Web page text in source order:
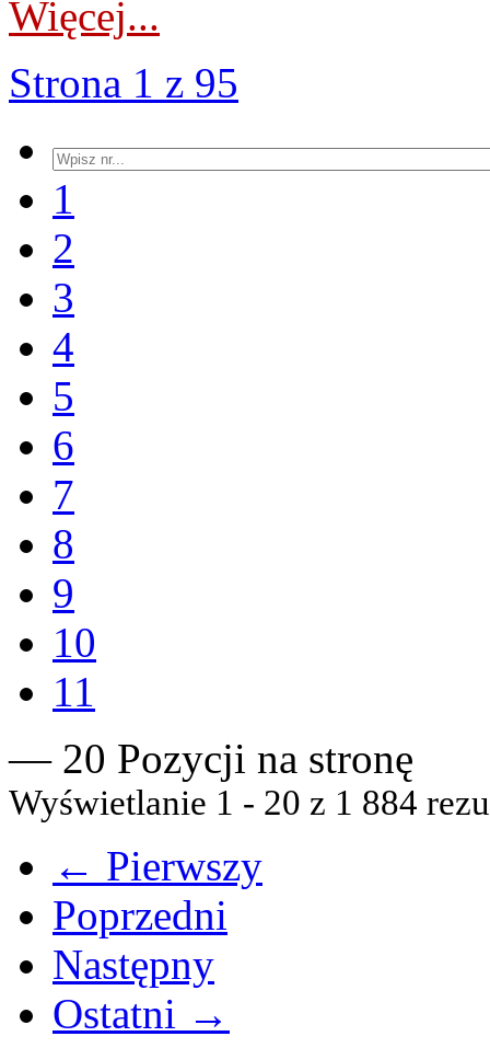
Więcej...
Strona 1 z 95
1
2
3
4
5
6
7
8
9
10
11
— 20 Pozycji na stronę
Wyświetlanie 1 - 20 z 1 884
← Pierwszy
Poprzedni
Następny
Ostatni →